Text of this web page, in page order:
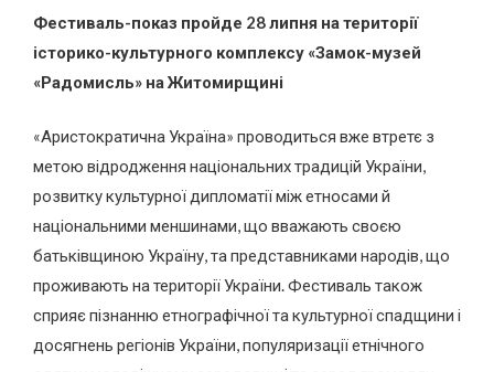
Фестиваль-показ пройде 28 липня на території
історико-культурного комплексу «Замок-музей
«Радомисль» на Житомирщині
«Аристократична Україна» проводиться вже втретє з
метою відродження національних традицій України,
розвитку культурної дипломатії між етносами й
національними меншинами, що вважають своєю
батьківщиною Україну, та представниками народів, що
проживають на території України. Фестиваль також
сприяє пізнанню етнографічної та культурної спадщини і
досягнень регіонів України, популяризації етнічного